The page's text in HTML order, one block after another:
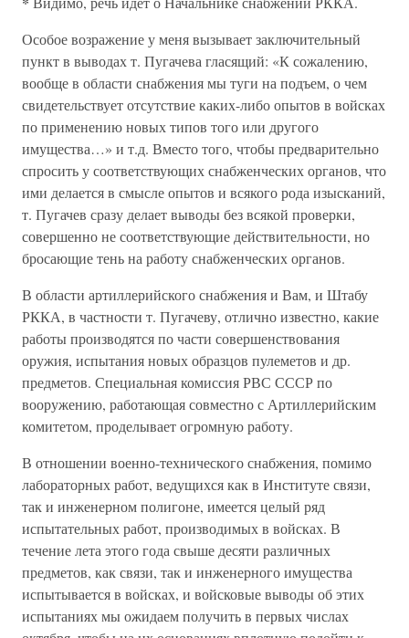
Особое возражение у меня вызывает заключительный
пункт в выводах т. Пугачева гласящий: «К сожалению,
вообще в области снабжения мы туги на подъем, о чем
свидетельствует отсутствие каких-либо опытов в войсках
по применению новых типов того или другого
имущества…» и т.д. Вместо того, чтобы предварительно
спросить у соответствующих снабженческих органов, что
ими делается в смысле опытов и всякого рода изысканий,
т. Пугачев сразу делает выводы без всякой проверки,
совершенно не соответствующие действительности, но
бросающие тень на работу снабженческих органов.
В области артиллерийского снабжения и Вам, и Штабу
РККА, в частности т. Пугачеву, отлично известно, какие
работы производятся по части совершенствования
оружия, испытания новых образцов пулеметов и др.
предметов. Специальная комиссия РВС СССР по
вооружению, работающая совместно с Артиллерийским
комитетом, проделывает огромную работу.
В отношении военно-технического снабжения, помимо
лабораторных работ, ведущихся как в Институте связи,
так и инженерном полигоне, имеется целый ряд
испытательных работ, производимых в войсках. В
течение лета этого года свыше десяти различных
предметов, как связи, так и инженерного имущества
испытывается в войсках, и войсковые выводы об этих
испытаниях мы ожидаем получить в первых числах